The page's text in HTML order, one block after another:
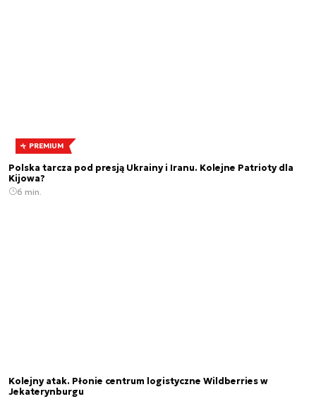
PREMIUM
Polska tarcza pod presją Ukrainy i Iranu. Kolejne Patrioty dla
Kijowa?
6 min.
Kolejny atak. Płonie centrum logistyczne Wildberries w
Jekaterynburgu